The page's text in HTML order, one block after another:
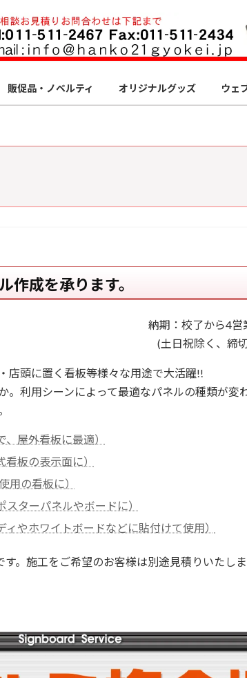
販促品・ノベルティ オリジナルグッズ ウェ
作成を承ります。
納期：校了から4営
(土日祝除く、締
店頭に置く看板等様々な用途で大活躍!!
。利用シーンによって最適なパネルの種類が変
屋外看板に最適）
板の表示面に）
用の看板に）
ターパネルやボードに）
やホワイトボードなどに貼付けて使用）
す。施工をご希望のお客様は別途見積りいたしま